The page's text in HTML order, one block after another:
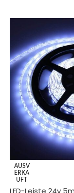
AUSV
ERKA
UFT